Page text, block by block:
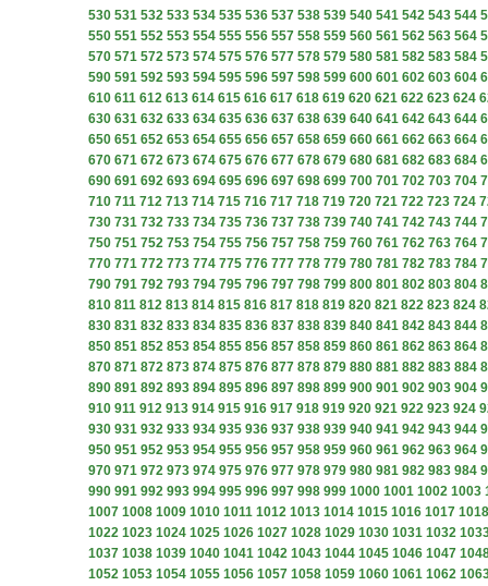
530 531 532 533 534 535 536 537 538 539 540 541 542 543 544
550 551 552 553 554 555 556 557 558 559 560 561 562 563 564
570 571 572 573 574 575 576 577 578 579 580 581 582 583 584
590 591 592 593 594 595 596 597 598 599 600 601 602 603 604
610 611 612 613 614 615 616 617 618 619 620 621 622 623 624
630 631 632 633 634 635 636 637 638 639 640 641 642 643 644
650 651 652 653 654 655 656 657 658 659 660 661 662 663 664
670 671 672 673 674 675 676 677 678 679 680 681 682 683 684
690 691 692 693 694 695 696 697 698 699 700 701 702 703 704
710 711 712 713 714 715 716 717 718 719 720 721 722 723 724
730 731 732 733 734 735 736 737 738 739 740 741 742 743 744
750 751 752 753 754 755 756 757 758 759 760 761 762 763 764
770 771 772 773 774 775 776 777 778 779 780 781 782 783 784
790 791 792 793 794 795 796 797 798 799 800 801 802 803 804
810 811 812 813 814 815 816 817 818 819 820 821 822 823 824
830 831 832 833 834 835 836 837 838 839 840 841 842 843 844
850 851 852 853 854 855 856 857 858 859 860 861 862 863 864
870 871 872 873 874 875 876 877 878 879 880 881 882 883 884
890 891 892 893 894 895 896 897 898 899 900 901 902 903 904
910 911 912 913 914 915 916 917 918 919 920 921 922 923 924
930 931 932 933 934 935 936 937 938 939 940 941 942 943 944
950 951 952 953 954 955 956 957 958 959 960 961 962 963 964
970 971 972 973 974 975 976 977 978 979 980 981 982 983 984
990 991 992 993 994 995 996 997 998 999 1000 1001 1002 1003
1007 1008 1009 1010 1011 1012 1013 1014 1015 1016 1017 1018
1022 1023 1024 1025 1026 1027 1028 1029 1030 1031 1032
1037 1038 1039 1040 1041 1042 1043 1044 1045 1046 1047
1052 1053 1054 1055 1056 1057 1058 1059 1060 1061 1062